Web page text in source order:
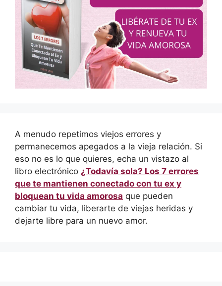
A menudo repetimos viejos errores y
permanecemos apegados a la vieja relación. Si
eso no es lo que quieres, echa un vistazo al
libro electrónico ¿Todavía sola? Los 7 errores
que te mantienen conectado con tu ex y
bloquean tu vida amorosa que pueden
cambiar tu vida, liberarte de viejas heridas y
dejarte libre para un nuevo amor.